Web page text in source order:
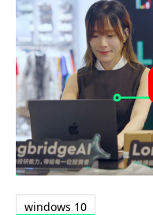
windows 10